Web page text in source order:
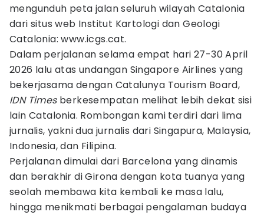
mengunduh peta jalan seluruh wilayah Catalonia
dari situs web Institut Kartologi dan Geologi
Catalonia: www.icgs.cat.
Dalam perjalanan selama empat hari 27-30 April
2026 lalu atas undangan Singapore Airlines yang
bekerjasama dengan Catalunya Tourism Board,
IDN Timesberkesempatan melihat lebih dekat sisi
lain Catalonia. Rombongan kami terdiri dari lima
jurnalis, yakni dua jurnalis dari Singapura, Malaysia,
Indonesia, dan Filipina.
Perjalanan dimulai dari Barcelona yang dinamis
dan berakhir di Girona dengan kota tuanya yang
seolah membawa kita kembali ke masa lalu,
hingga menikmati berbagai pengalaman budaya